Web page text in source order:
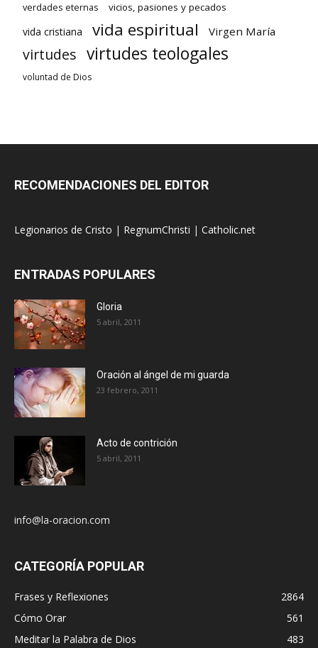
verdades eternas vicios, pasiones y pecados
vida cristiana vida espiritual Virgen María
virtudes virtudes teologales
voluntad de Dios
RECOMENDACIONES DEL EDITOR
Legionarios de Cristo | RegnumChristi | Catholic.net
ENTRADAS POPULARES
Gloria
5 abril, 2011
Oración al ángel de mi guarda
23 febrero, 2011
Acto de contrición
5 abril, 2011
info@la-oracion.com
CATEGORÍA POPULAR
Frases y Reflexiones
2864
Cómo Orar
561
Meditar la Palabra de Dios
483